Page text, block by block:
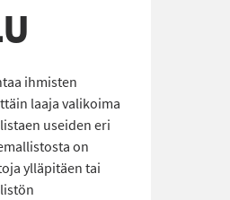
ihmisten
laaja valikoima
useiden eri
on
ylläpitäen tai